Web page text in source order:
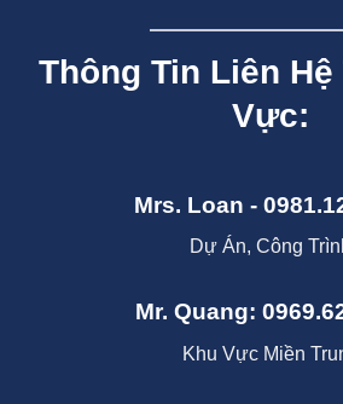
Thông Tin Liên
Vực:
Mrs. Loan -
Dự Án, Công
Mr. Quang:
Khu Vực Miền